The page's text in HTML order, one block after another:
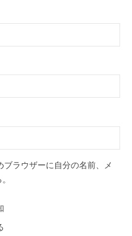
ラウザーに自分の名前、メ